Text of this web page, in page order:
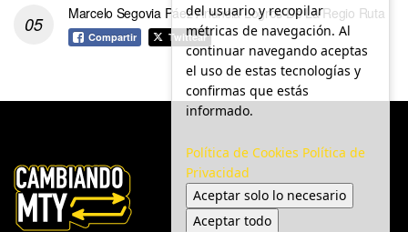
Marcelo Segovia Páez Anuncia Logros De La Regio Ruta
Compartir Twittear
del usuario y recopilar
métricas de navegación. Al
continuar navegando aceptas
el uso de estas tecnologías y
confirmas que estás
informado.
Política de Cookies Política de
Privacidad
Aceptar solo lo necesario
Aceptar todo